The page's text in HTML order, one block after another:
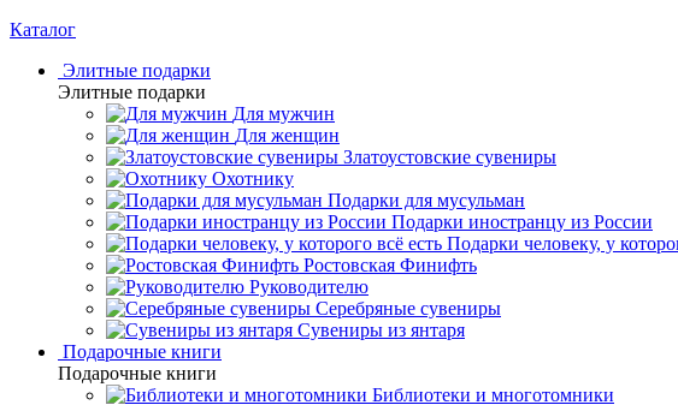
Каталог
Элитные подарки
Элитные подарки
Для мужчин
Для женщин
Златоустовские сувениры
Охотнику
Подарки для мусульман
Подарки иностранцу из России
Подарки человеку, у
Ростовская Финифть
Руководителю
Серебряные сувениры
Сувениры из янтаря
Подарочные книги
Подарочные книги
Библиотеки и многотомники